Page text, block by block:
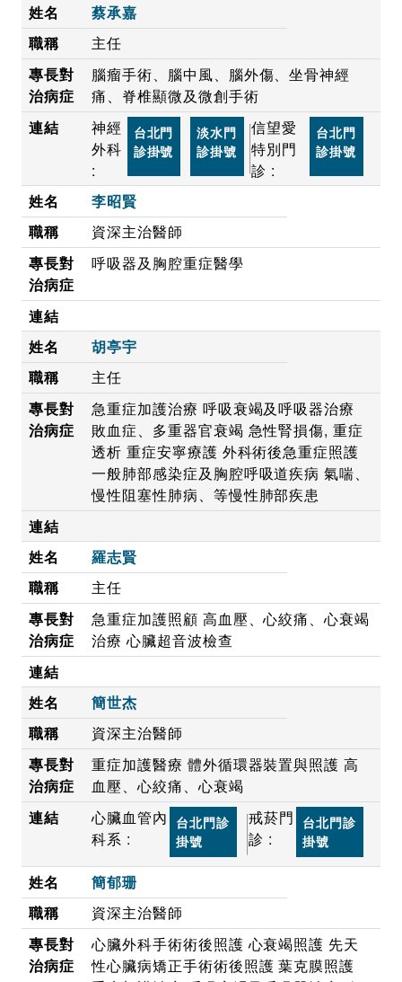
蔡承嘉
主任
腦瘤手術、腦中風、腦外傷、坐骨神經
痛、脊椎顯微及微創手術
神經
外科
:
台北門
診掛號
淡水門
診掛號
信望愛
特別門
診 :
台北門
診掛號
李昭賢
資深主治醫師
呼吸器及胸腔重症醫學
胡亭宇
主任
急重症加護治療 呼吸衰竭及呼吸器治療
敗血症、多重器官衰竭 急性腎損傷, 重症
透析 重症安寧療護 外科術後急重症照護
一般肺部感染症及胸腔呼吸道疾病 氣喘、
慢性阻塞性肺病、等慢性肺部疾患
羅志賢
主任
急重症加護照顧 高血壓、心絞痛、心衰竭
治療 心臟超音波檢查
簡世杰
資深主治醫師
重症加護醫療 體外循環器裝置與照護 高
血壓、心絞痛、心衰竭
心臟血管內
科系 :
台北門診
掛號
戒菸門
診 :
台北門診
掛號
簡郁珊
資深主治醫師
心臟外科手術術後照護 心衰竭照護 先天
性心臟病矯正手術術後照護 葉克膜照護